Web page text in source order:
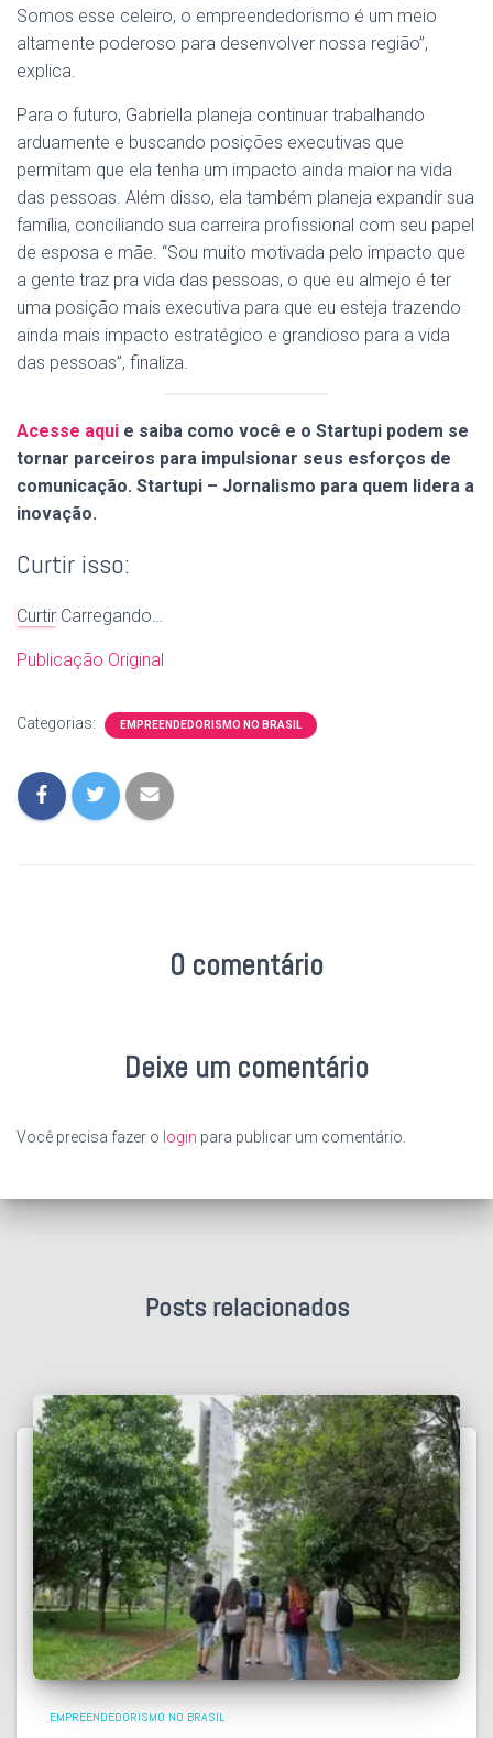
Somos esse celeiro, o empreendedorismo é um meio
altamente poderoso para desenvolver nossa região”,
explica.
Para o futuro, Gabriella planeja continuar trabalhando
arduamente e buscando posições executivas que
permitam que ela tenha um impacto ainda maior na vida
das pessoas. Além disso, ela também planeja expandir sua
família, conciliando sua carreira profissional com seu papel
de esposa e mãe. “Sou muito motivada pelo impacto que
a gente traz pra vida das pessoas, o que eu almejo é ter
uma posição mais executiva para que eu esteja trazendo
ainda mais impacto estratégico e grandioso para a vida
das pessoas”, finaliza.
Acesse aqui e saiba como você e o Startupi podem se
tornar parceiros para impulsionar seus esforços de
comunicação. Startupi – Jornalismo para quem lidera a
inovação.
Curtir isso:
Curtir Carregando…
Publicação Original
Categorias: EMPREENDEDORISMO NO BRASIL
0 comentário
Deixe um comentário
Você precisa fazer o login para publicar um comentário.
Posts relacionados
EMPREENDEDORISMO NO BRASIL